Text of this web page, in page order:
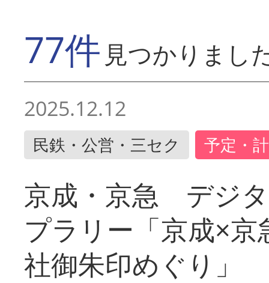
77件 見つかりまし
2025.12.12
民鉄・公営・三セク 予定・
京成・京急 デジ
プラリー「京成×
社御朱印めぐり」